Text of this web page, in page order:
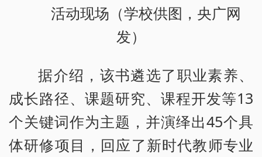
活动现场（学校供图，央广网
发）
据介绍，该书遴选了职业素养、
成长路径、课题研究、课程开发等13
个关键词作为主题，并演绎出45个具
体研修项目，回应了新时代教师专业